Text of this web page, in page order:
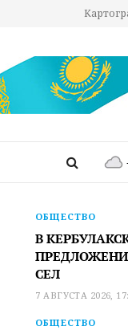
ОБЩЕСТВО
В
СЕЛ
7 АВГУСТА 2026,
ОБЩЕСТВО